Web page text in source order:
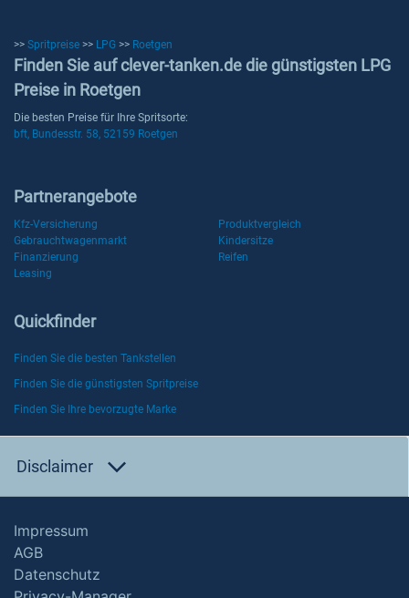
>> Spritpreise >> LPG >> Roetgen
Finden Sie auf clever-tanken.de die günstigsten LPG
Preise in Roetgen
Die besten Preise für Ihre Spritsorte:
bft, Bundesstr. 58, 52159 Roetgen
Partnerangebote
Kfz-Versicherung
Produktvergleich
Gebrauchtwagenmarkt
Kindersitze
Finanzierung
Reifen
Leasing
Quickfinder
Finden Sie die besten Tankstellen
Finden Sie die günstigsten Spritpreise
Finden Sie Ihre bevorzugte Marke
Disclaimer
Impressum
AGB
Datenschutz